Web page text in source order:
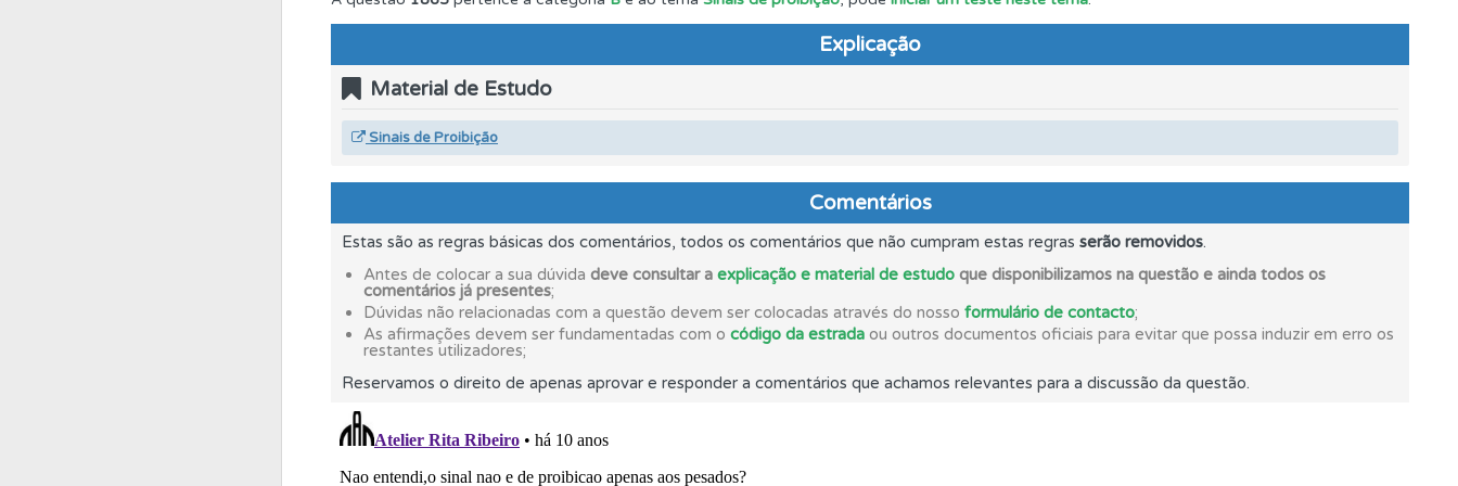
Consulte os comentários da questão quando tem dúvidas.
Questões Consulte aqui todas as questões que usamos na plataforma.
Veja os testemunhos dos nossos utilizadores e deixe o seu!
Consulte o código da estrada na nossa biblioteca.
Perfil Consulte as suas estatísticas no seu perfil.
Conta Crie uma conta para poder partilhar o seu perfil com os seus amigos.
Explicação
Material de Estudo
Sinais de Proibição
Comentários
Estas são as regras básicas dos comentários, todos os comentários que não cumpram estas regras serão removidos.
Antes de colocar a sua dúvida deve consultar a explicação e material de estudo que disponibilizamos na questão e ainda todos os
comentários já presentes;
Dúvidas não relacionadas com a questão devem ser colocadas através do nosso formulário de contacto;
As afirmações devem ser fundamentadas com o código da estrada ou outros documentos oficiais para evitar que possa induzir em erro os
restantes utilizadores;
Reservamos o direito de apenas aprovar e responder a comentários que achamos relevantes para a discussão da questão.